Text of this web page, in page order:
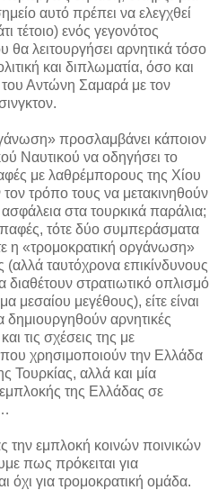
αυτό πρέπει να ελεγχθεί
τέτοιο) ενός γεγονότος
θα λειτουργήσει αρνητικά τόσο
και διπλωματία, όσο και
του Αντώνη Σαμαρά με τον
προσλαμβάνει κάποιον
Ναυτικού να οδηγήσει το
με λαθρέμπορους της Χίου
τρόπο τους να μετακινηθούν
στα τουρκικά παράλια;
τότε δύο συμπεράσματα
η «τρομοκρατική οργάνωση»
(αλλά ταυτόχρονα επικίνδυνους
διαθέτουν στρατιωτικό οπλισμό
μεσαίου μεγέθους), είτε είναι
αρνητικές
τις σχέσεις της με
χρησιμοποιούν την Ελλάδα
Τουρκίας, αλλά και μία
εμπλοκής της Ελλάδας σε
την εμπλοκή κοινών ποινικών
πως πρόκειται για
για τρομοκρατική ομάδα.